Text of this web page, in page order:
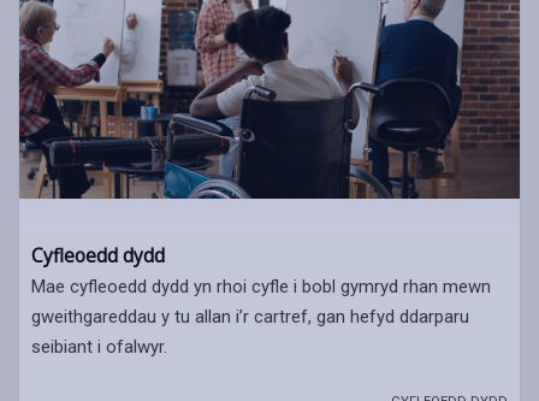
Cyfleoedd dydd
Mae cyfleoedd dydd yn rhoi cyfle i bobl gymryd rhan mewn
gweithgareddau y tu allan i’r cartref, gan hefyd ddarparu
seibiant i ofalwyr.